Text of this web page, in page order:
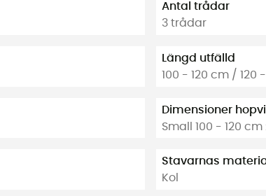
Antal trådar
3 trådar
Längd utfälld
100 - 120 cm / 120
Dimensioner
Small 100 - 120
Stavarnas
Kol